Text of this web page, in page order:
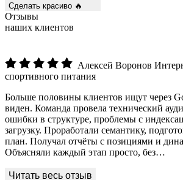
Сделать красиво 🔥
Отзывы
наших клиентов
Алексей Воронов
спортивного питания
Больше половины клиентов ищут через
виден. Команда провела технический
ошибки в структуре, проблемы с
загрузку. Проработали семантику,
план. Получал отчёты с позициями и
Объясняли каждый этап просто, без…